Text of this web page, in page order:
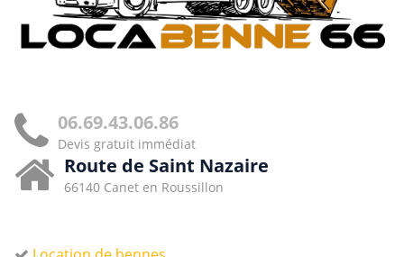
06.69.43.06.86
Devis gratuit immédiat
Route de Saint Nazaire
66140 Canet en Roussillon